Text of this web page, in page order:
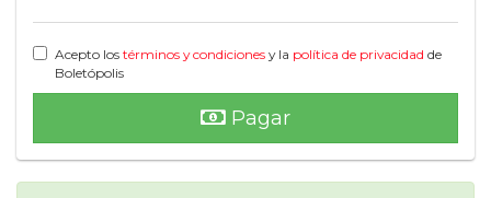
Acepto los términos y condiciones y la política de privacidad de
Boletópolis
Pagar